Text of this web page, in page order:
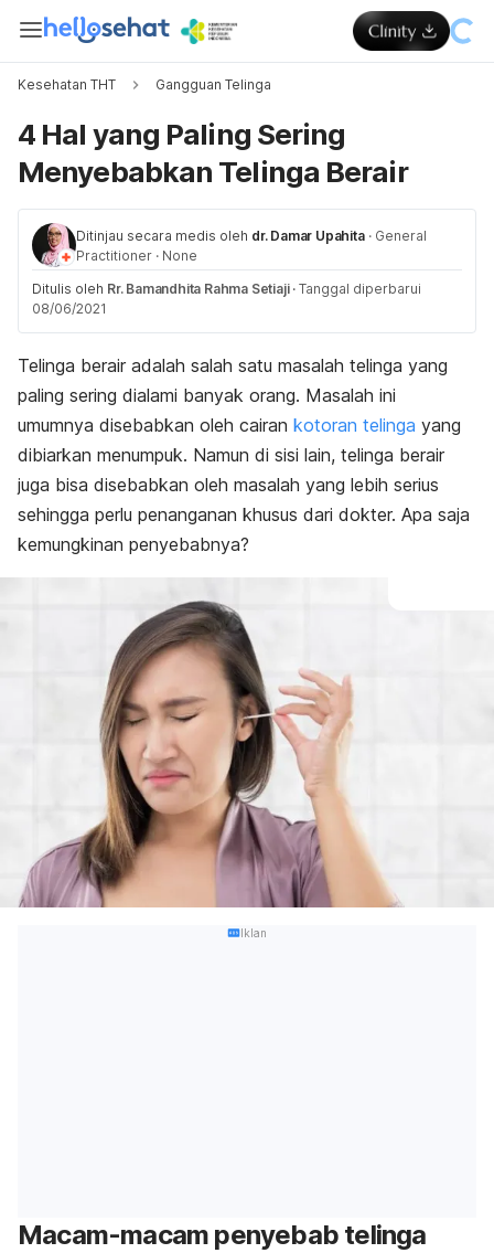
Kesehatan THT Gangguan Telinga
4 Hal yang Paling Sering
Menyebabkan Telinga Berair
Ditinjau secara medis oleh dr. Damar Upahita · General
Practitioner · None
Ditulis oleh Rr. Bamandhita Rahma Setiaji · Tanggal diperbarui
08/06/2021
Telinga berair adalah salah satu masalah telinga yang
paling sering dialami banyak orang. Masalah ini
umumnya disebabkan oleh cairan kotoran telinga yang
dibiarkan menumpuk. Namun di sisi lain, telinga berair
juga bisa disebabkan oleh masalah yang lebih serius
sehingga perlu penanganan khusus dari dokter. Apa saja
kemungkinan penyebabnya?
Iklan
Macam-macam penyebab telinga